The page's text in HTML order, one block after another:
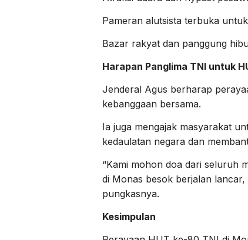
Pameran alutsista terbuka
Bazar rakyat dan panggung
Harapan Panglima TNI untuk
Jenderal Agus berharap
kebanggaan bersama.
Ia juga mengajak masyarakat
kedaulatan negara dan
“Kami mohon doa dari seluruh
di Monas besok berjalan
pungkasnya.
Kesimpulan